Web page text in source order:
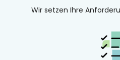
Wir setzen Ihre